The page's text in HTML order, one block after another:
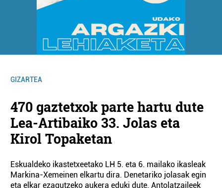
GIZARTEA
470 gaztetxok parte hartu dute
Lea-Artibaiko 33. Jolas eta
Kirol Topaketan
Eskualdeko ikastetxeetako LH 5. eta 6. mailako ikasleak
Markina-Xemeinen elkartu dira. Denetariko jolasak egin
eta elkar ezagutzeko aukera eduki dute. Antolatzaileek